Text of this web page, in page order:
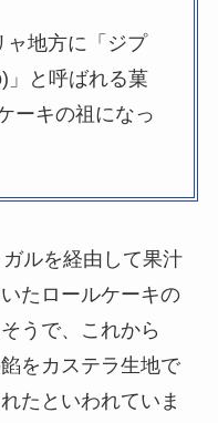
ャ地方に「ジプ
」と呼ばれる菓
ーキの祖になっ
ルを経由して果汁
たロールケーキの
うで、これから
をカステラ生地で
たといわれていま